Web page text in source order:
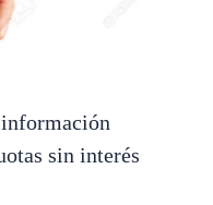
sin interés